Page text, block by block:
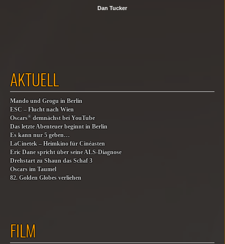
Dan Tucker
AKTUELL
Mando und Grogu in Berlin
ESC – Flucht nach Wien
Oscars® demnächst bei YouTube
Das letzte Abenteuer beginnt in Berlin
Es kann nur 5 geben…
LaCinetek – Heimkino für Cinéasten
Eric Dane spricht über seine ALS-Diagnose
Drehstart zu Shaun das Schaf 3
Oscars im Taumel
82. Golden Globes verliehen
FILM